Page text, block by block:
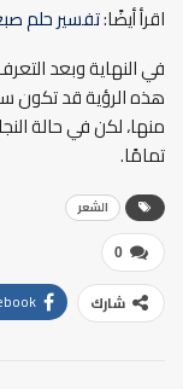
اقرأ أيضًا:تفسير حلم
في النهاية وبعد
هذه الرؤية قد تكون
منها، لكن في حالة
تمامًا.
الشعر
0
شارك